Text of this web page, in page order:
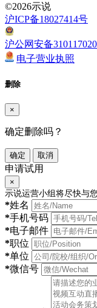
©2026示说
沪ICP备18027414号
沪公网安备
电子营业执照
删除
×
确定删除吗？
确定 取消
申请试用
×
示说运营小组将尽快与
*姓名
*手机号码
*电子邮件
*职位
*单位
*微信号